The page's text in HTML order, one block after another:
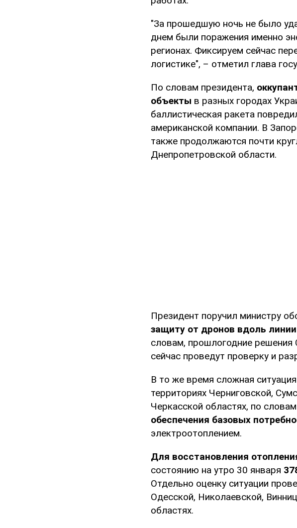
"За прошедшую ночь не было
днем были поражения именно
регионах. Фиксируем сейчас
логистике", – отметил глава
По словам президента,
объекты в разных городах
баллистическая ракета
американской компании. В
также продолжаются почти
Днепропетровской области.
Президент поручил министру
защиту от дронов вдоль
словам, прошлогодние решения
сейчас проведут проверку и
В то же время сложная
территориях Черниговской,
Черкасской областях, по
обеспечения базовых
электроотоплением.
Для восстановления
состоянию на утро 30 января
Отдельно оценку ситуации
Одесской, Николаевской,
областях.